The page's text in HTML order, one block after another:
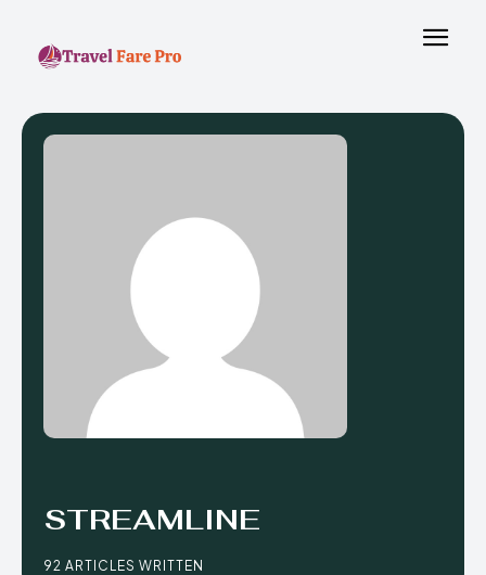
STREAMLINE
92 ARTICLES WRITTEN